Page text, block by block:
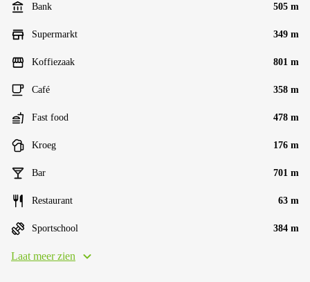
Bank 505 m
Supermarkt 349 m
Koffiezaak 801 m
Café 358 m
Fast food 478 m
Kroeg 176 m
Bar 701 m
Restaurant 63 m
Sportschool 384 m
Laat meer zien